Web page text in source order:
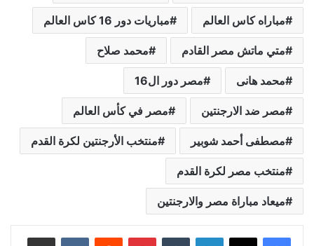
مباراه كاس العالم مباريات دور 16 كاس العالم
متي ماتش مصر القادم محمد صلاح
محمد هانى مصر دور ال16
مصر ضد الارجنتين مصر في كأس العالم
مصطفى أحمد شوبير منتخب الأرجنتين لكرة القدم
منتخب مصر لكرة القدم
ميعاد مباراة مصر والارجنتين
لينكدإن بينتيريست مشاركة عبر البريد